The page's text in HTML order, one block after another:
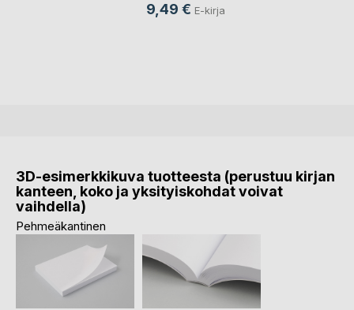
9,49 € E-kirja
3D-esimerkkikuva tuotteesta (perustuu kirjan
kanteen, koko ja yksityiskohdat voivat
vaihdella)
Pehmeäkantinen